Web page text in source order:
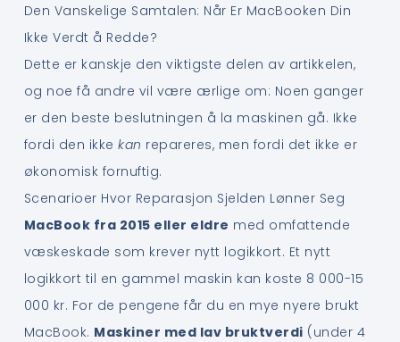
Den Vanskelige Samtalen: Når Er MacBooken Din
Ikke Verdt å Redde?
Dette er kanskje den viktigste delen av artikkelen,
og noe få andre vil være ærlige om: Noen ganger
er den beste beslutningen å la maskinen gå. Ikke
fordi den ikkekan repareres, men fordi det ikke er
økonomisk fornuftig.
Scenarioer Hvor Reparasjon Sjelden Lønner Seg
MacBook fra 2015 eller eldre med omfattende
væskeskade som krever nytt logikkort. Et nytt
logikkort til en gammel maskin kan koste 8 000-15
000 kr. For de pengene får du en mye nyere brukt
MacBook. Maskiner med lav bruktverdi (under 4